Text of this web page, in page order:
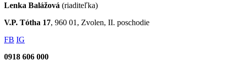
Lenka Balážová (riaditeľka)
V.P. Tótha 17, 960 01, Zvolen, II. poschodie
FB IG
0918 606 000